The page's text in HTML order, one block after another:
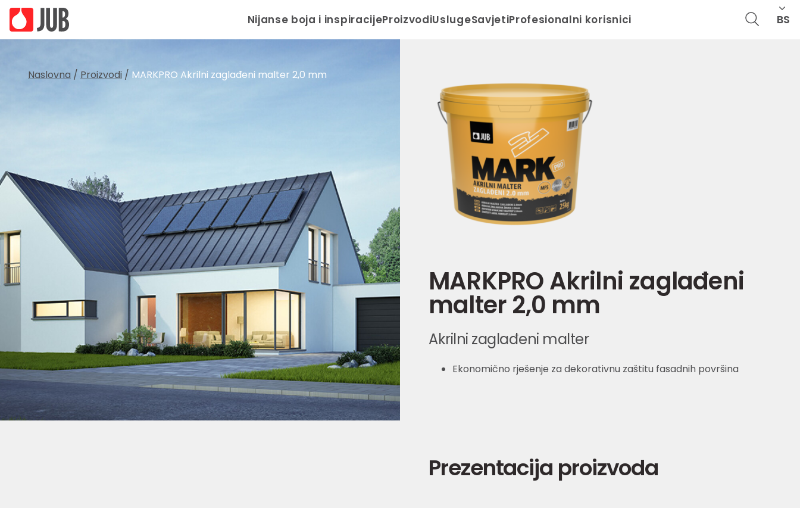
Nijanse boja i inspiracijeProizvodiUslugeSavjetiProfesionalni korisnici BS
Naslovna / Proizvodi / MARKPRO Akrilni zaglađeni malter 2,0 mm
MARKPRO Akrilni zaglađeni
malter 2,0 mm
Akrilni zaglađeni malter
Ekonomično rješenje za dekorativnu zaštitu fasadnih površina
Prezentacija proizvoda